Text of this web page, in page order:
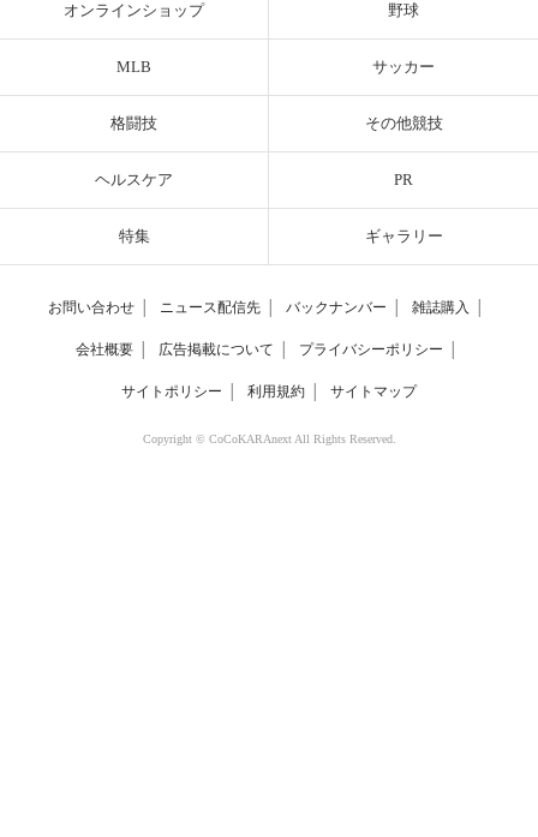
オンラインショップ 野球
MLB サッカー
格闘技 その他競技
ヘルスケア PR
特集 ギャラリー
お問い合わせ ニュース配信先 バックナンバー 雑誌購入
会社概要 広告掲載について プライバシーポリシー
サイトポリシー 利用規約 サイトマップ
Copyright © CoCoKARAnext All Rights Reserved.